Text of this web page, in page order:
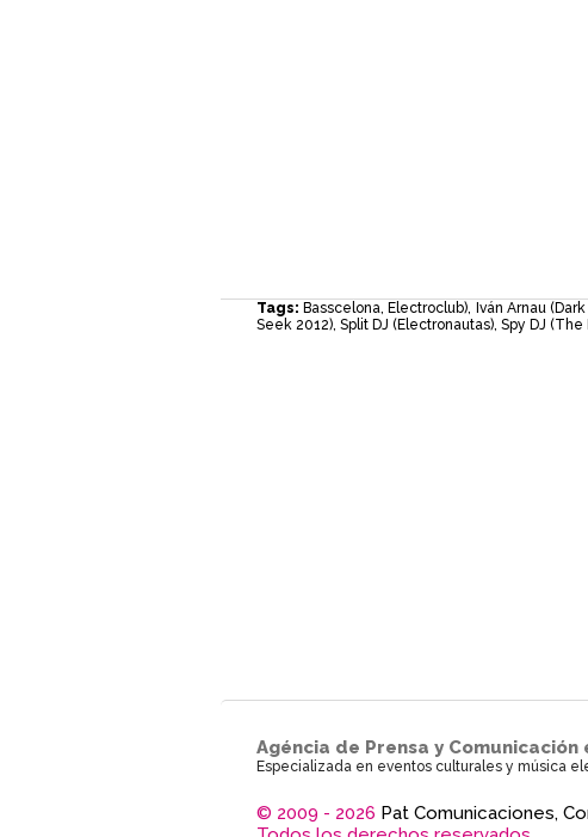
Tags: Basscelona, Electroclub), Iván Arnau
Seek 2012), Split DJ (Electronautas), Spy DJ (The
Agéncia de Prensa y Comunicación
Especializada en eventos culturales y música
© 2009 - 2026 Pat Comunicaciones,